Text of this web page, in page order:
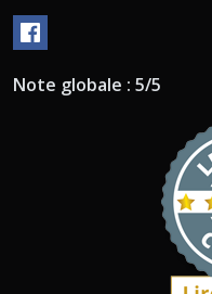
Note globale : 5/5